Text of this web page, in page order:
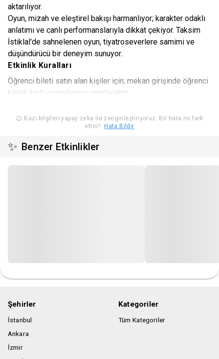
aktarılıyor.
Oyun, mizah ve eleştirel bakışı harmanlıyor; karakter odaklı
anlatımı ve canlı performanslarıyla dikkat çekiyor. Taksim
İstiklal'de sahnelenen oyun, tiyatroseverlere samimi ve
düşündürücü bir deneyim sunuyor.
Etkinlik Kuralları
Öğrenci bileti satın alan kişiler için; mekan girişinde öğrenci
kimlik kartı sorgulaması yapılacaktır.
Organizasyon firması, bilet fiyatlarını değiştirme hakkını
Organizasyon firması etkinlik için uygun görmediği kişileri,
etkinlik mekanına almama hakkına sahiptir.
Bazı bilgileri yapay zeka ile zenginleştiriyoruz. Bir hata mı fark
ettin?
Hata Bildir
✨ Benzer Etkinlikler
Şehirler
İstanbul
Ankara
İzmir
Kategoriler
Tüm Kategoriler